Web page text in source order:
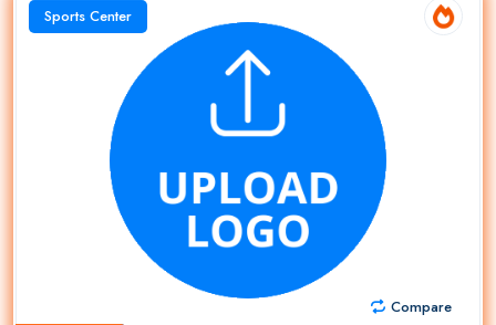
Sports Center
Compare